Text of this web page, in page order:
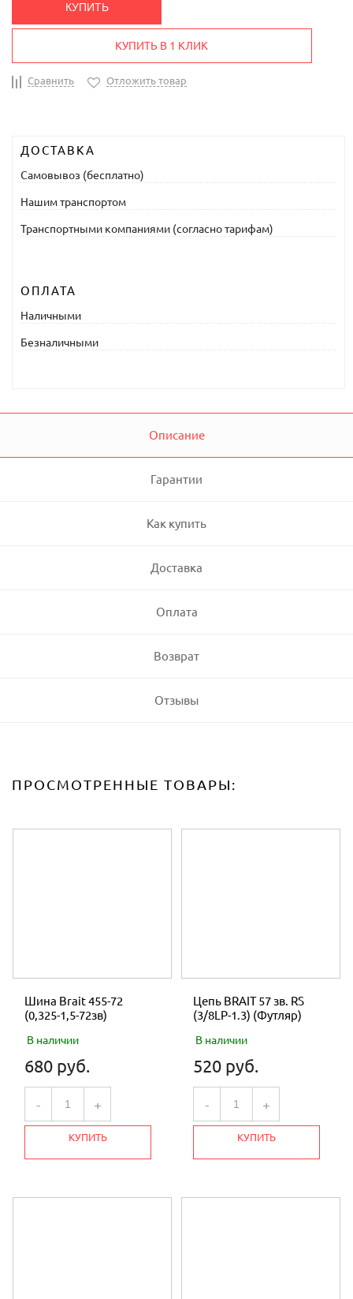
КУПИТЬ
КУПИТЬ В 1 КЛИК
Сравнить Отложить товар
ДОСТАВКА
Самовывоз (бесплатно)
Нашим транспортом
Транспортными компаниями (согласно тарифам)
ОПЛАТА
Наличными
Безналичными
Описание
Гарантии
Как купить
Доставка
Оплата
Возврат
Отзывы
ПРОСМОТРЕННЫЕ ТОВАРЫ:
Шина Brait 455-72
(0,325-1,5-72зв)
В наличии
680 руб.
- +
КУПИТЬ
Цепь BRAIT 57 зв. RS
(3/8LP-1.3) (Футляр)
В наличии
520 руб.
- +
КУПИТЬ